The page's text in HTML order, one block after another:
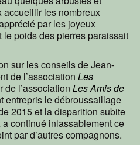
accueillir les nombreux
par les joyeux
poids des pierres paraissait
sur les conseils de Jean-
de l’association Les
de l’association Les Amis de
entrepris le débroussaillage
2015 et la disparition subite
continué inlassablement ce
par d’autres compagnons.